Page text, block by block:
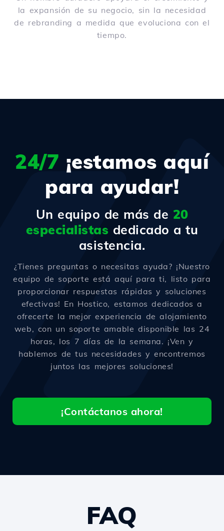
la expansión de su negocio, sin la necesidad
de rebranding a medida que evoluciona con el
tiempo.
24/7 ¡estamos aquí
para ayudar!
Un equipo de más de 20
especialistas dedicado a tu
asistencia.
¿Tienes preguntas o necesitas ayuda? ¡Nuestro
equipo de soporte está aquí para ti, listo para
proporcionar respuestas rápidas y soluciones
efectivas! En Hostico, estamos dedicados a
ofrecerte la mejor experiencia de alojamiento
web, con un soporte amable disponible las 24
horas, los 7 días de la semana. ¡Ven y
hablemos de tus necesidades y encontremos
juntos las mejores soluciones!
¡Contáctanos ahora!
FAQ